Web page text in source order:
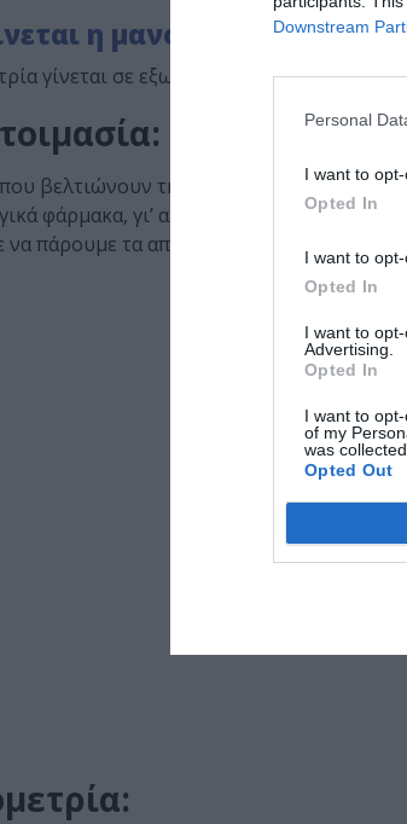
Downstream
Personal
I want to
Opted In
I want to
Opted In
I want to
Advertising.
Opted In
I want to
of my
was collected.
Opted Out
η μανομετρία;
γίνεται σε εξωτερική βάση, και δε
βελτιώνουν την κινητικότητα του
φάρμακα, γι’ αυτό καλό είναι να
πάρουμε τα απαραίτητα φάρμακα μας με